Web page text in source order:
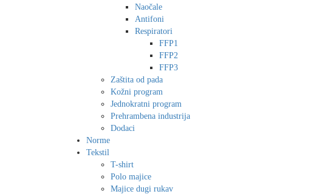
Naočale
Antifoni
Respiratori
FFP1
FFP2
FFP3
Zaštita od pada
Kožni program
Jednokratni program
Prehrambena industrija
Dodaci
Norme
Tekstil
T-shirt
Polo majice
Majice dugi rukav